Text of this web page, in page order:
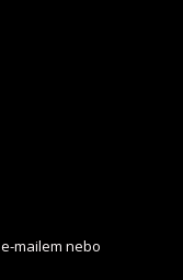
mailem nebo